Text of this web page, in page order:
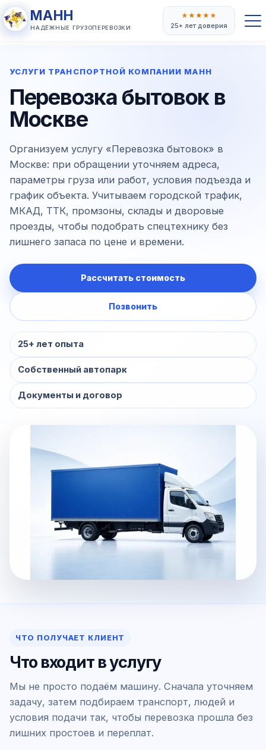
МАНН
НАДЁЖНЫЕ ГРУЗОПЕРЕВОЗКИ
★★★★★
25+ лет доверия
УСЛУГИ ТРАНСПОРТНОЙ КОМПАНИИ МАНН
Перевозка бытовок в
Москве
Организуем услугу «Перевозка бытовок» в
Москве: при обращении уточняем адреса,
параметры груза или работ, условия подъезда и
график объекта. Учитываем городской трафик,
МКАД, ТТК, промзоны, склады и дворовые
проезды, чтобы подобрать спецтехнику без
лишнего запаса по цене и времени.
Рассчитать стоимость
Позвонить
25+ лет опыта
Собственный автопарк
Документы и договор
ЧТО ПОЛУЧАЕТ КЛИЕНТ
Что входит в услугу
Мы не просто подаём машину. Сначала уточняем
задачу, затем подбираем транспорт, людей и
условия подачи так, чтобы перевозка прошла без
лишних простоев и переплат.